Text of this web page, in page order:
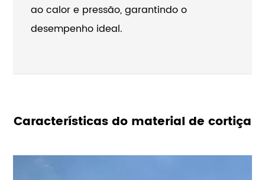
ao calor e pressão, garantindo o
desempenho ideal.
Características do material de cortiça